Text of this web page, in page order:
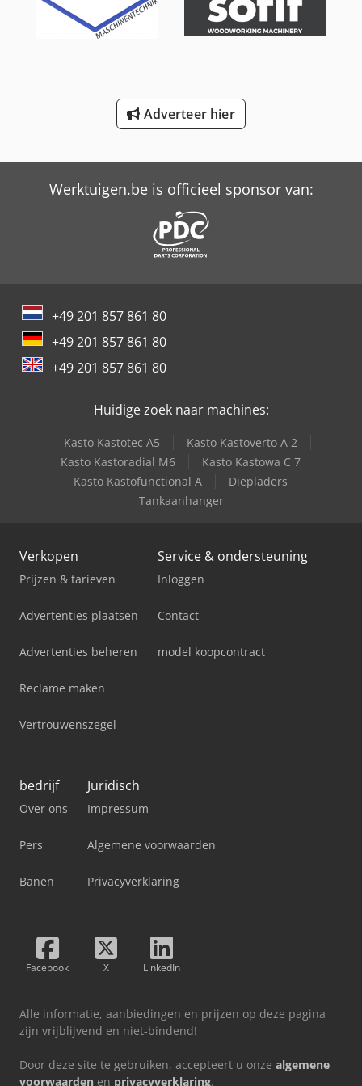
International 844
Adverteer hier
Werktuigen.be is officieel sponsor van:
+49 201 857 861 80
+49 201 857 861 80
+49 201 857 861 80
Huidige zoek naar machines:
Kasto Kastotec A5
Kasto Kastoverto A 2
Kasto Kastoradial M6
Kasto Kastowa C 7
Kasto Kastofunctional A
Diepladers
Tankaanhanger
Verkopen
Prijzen & tarieven
Advertenties plaatsen
Advertenties beheren
Reclame maken
Vertrouwenszegel
Service & ondersteuning
Inloggen
Contact
model koopcontract
bedrijf
Over ons
Pers
Banen
Juridisch
Impressum
Algemene voorwaarden
Privacyverklaring
Facebook X LinkedIn
Alle informatie, aanbiedingen en prijzen op deze pagina
zijn vrijblijvend en niet-bindend!
Door deze site te gebruiken, accepteert u onze algemene
voorwaarden en privacyverklaring.